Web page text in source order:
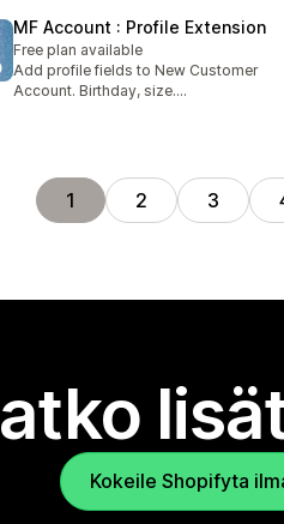
MF Account : Profile Extension
Free plan available
Add profile fields to New Customer
Account. Birthday, size....
1 2 3
Kokeile Shopifyta